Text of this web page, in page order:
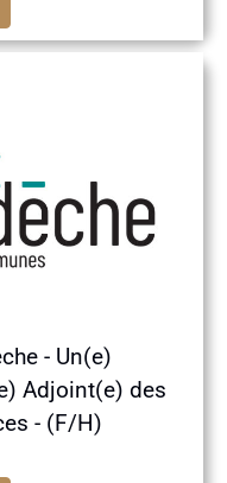
- Un(e)
Adjoint(e) des
- (F/H)